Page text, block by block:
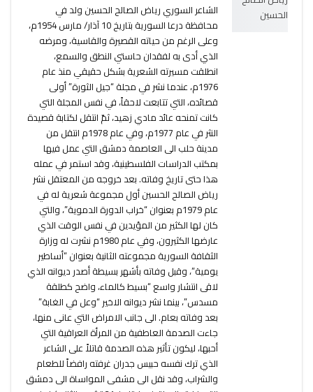
الشاعر السوري رياض الصالح الحسين ولد في
محافظة درعا السورية بتاريخ 10 آذار/ مارس 1954م،
وعلى الرغم من حياته القصيرة والقاسية، ومرضه
الذي أدى به لفقدان حاستي النطق والسمع،
انطلقت مسيرته الشعرية بشكل حقيقي منذ عام
1976م، عندما نشر في مجلة “جيل الثورة” أولى
قصائده، التي تتابعت لاحقاً، في نفس المجلة التي
كانت تمنحه عائد مادي زهيد، ثمّ انتقل لكتابة قصيدة
النثر في عام 1977م، وفي عام 1978م انتقل من
مدينة حلب الى العاصمة دمشق التي عمل فيها
بمكتب الدراسات الفلسطينية، وقد استمر في عمله
هذا حتى تاريخ وفاته. بعد خروجه من المعتقل نشر
رياض الصالح الحسين أول مجموعة شعرية له في
عام 1979م بعنوان “خراب الدورة الدموية”، والتي
كان لها الكثير من المؤيدين في نفس الوقت الذي
عارضها الكثيرون، وفي عام 1980م نشرت له وزارة
الثقافة السورية مجموعته الثانية بعنوان “أساطير
يومية”، وقبل وفاته بأشهر بسيطة أصدر ديوانه الذي
لاقى انتشار واسع “بسيط كالماء، واضح كطلقة
مسدس”، بينما نشر ديوانه الاخير “وعل في الغابة”
بعد وفاته بعام. الى جانب الامراض التي عانى منها،
جاءت الصدمة العاطفية من المرأة العراقية التي
أحبها، ليكون تأثير هذه الصدمة قاتلاً على الشاعر
الذي ترك نفسه حبيس جدران غرفته رافضاً للطعام
والشراب، وقد نقل الى مشفى المواساة الى دمشق